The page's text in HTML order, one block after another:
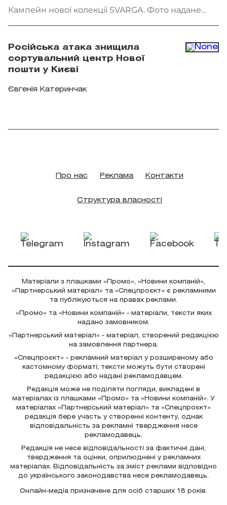
Кампейн нової колекції SVARGA. Фото надане
Російська атака знищила
сортувальний центр Нової
пошти у Києві
Євгенія Катеринчак
Про нас Реклама Контакти
Структура власності
Матеріали з плашками «Промо», «Новини компаній»,
«Партнерський матеріал» та «Спецпроєкт» є рекламними
та публікуються на правах реклами.
«Промо» та «Новини компаній» - матеріали, тексти яких
надано замовником.
«Партнерський матеріал» - матеріал, створений редакцією
на замовлення партнера.
«Спецпроєкт» - рекламний матеріал у розширеному або
кастомному форматі; тексти можуть бути створені
редакцією або надані рекламодавцем.
Редакція може не поділяти погляди, викладені в
матеріалах із плашками «Промо» та «Новини компаній». У
матеріалах «Партнерський матеріал» та «Спецпроєкт»
редакція бере участь у створенні контенту, однак
відповідальність за рекламні твердження несе
рекламодавець.
Редакція не несе відповідальності за фактичні дані,
твердження та оцінки, оприлюднені у рекламних
матеріалах. Відповідальність за зміст реклами відповідно
до українського законодавства несе рекламодавець.
Онлайн-медіа призначене для осіб старших 18 років.